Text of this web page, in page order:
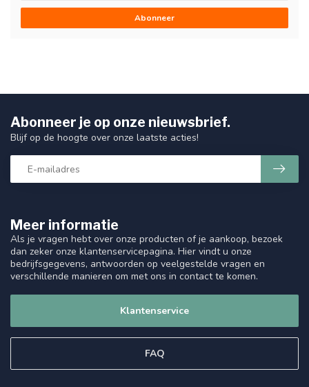
Abonneer
Meer informatie
Als je vragen hebt over onze producten of je aankoop, bezoek
dan zeker onze klantenservicepagina. Hier vindt u onze
bedrijfsgegevens, antwoorden op veelgestelde vragen en
verschillende manieren om met ons in contact te komen.
Klantenservice
FAQ
Abonneer je op onze nieuwsbrief.
Blijf op de hoogte over onze laatste acties!